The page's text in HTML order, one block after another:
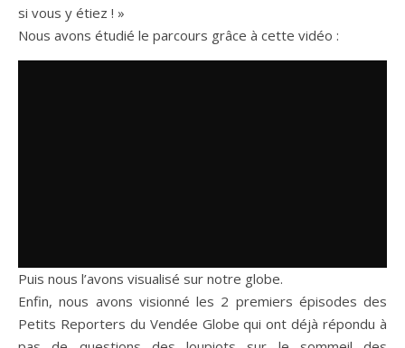
si vous y étiez ! »
Nous avons étudié le parcours grâce à cette vidéo :
Puis nous l’avons visualisé sur notre globe.
Enfin, nous avons visionné les 2 premiers épisodes des
Petits Reporters du Vendée Globe qui ont déjà répondu à